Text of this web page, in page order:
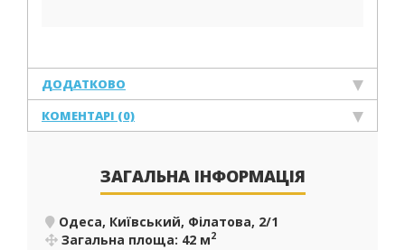
ДОДАТКОВО
КОМЕНТАРІ (0)
ЗАГАЛЬНА ІНФОРМАЦІЯ
Одеса, Київський, Філатова, 2/1
Загальна площа: 42 м2